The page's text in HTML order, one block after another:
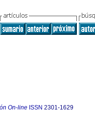
On-line ISSN 2301-1629